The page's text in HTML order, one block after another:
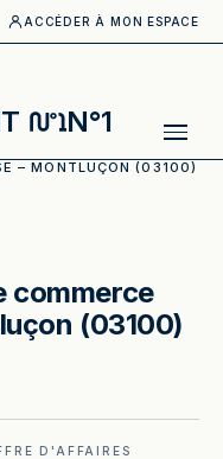
ACCÉDER À MON ESPACE
N°1
– MONTLUÇON (03100)
commerce
(03100)
D'AFFAIRES